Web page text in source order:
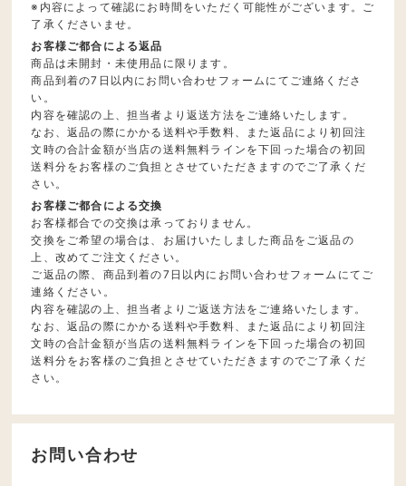
※内容によって確認にお時間をいただく可能性がございます。ご
了承くださいませ。
お客様ご都合による返品
商品は未開封・未使用品に限ります。
商品到着の7日以内にお問い合わせフォームにてご連絡くださ
い。
内容を確認の上、担当者より返送方法をご連絡いたします。
なお、返品の際にかかる送料や手数料、また返品により初回注
文時の合計金額が当店の送料無料ラインを下回った場合の初回
送料分をお客様のご負担とさせていただきますのでご了承くだ
さい。
お客様ご都合による交換
お客様都合での交換は承っておりません。
交換をご希望の場合は、お届けいたしました商品をご返品の
上、改めてご注文ください。
ご返品の際、商品到着の7日以内にお問い合わせフォームにてご
連絡ください。
内容を確認の上、担当者よりご返送方法をご連絡いたします。
なお、返品の際にかかる送料や手数料、また返品により初回注
文時の合計金額が当店の送料無料ラインを下回った場合の初回
送料分をお客様のご負担とさせていただきますのでご了承くだ
さい。
お問い合わせ